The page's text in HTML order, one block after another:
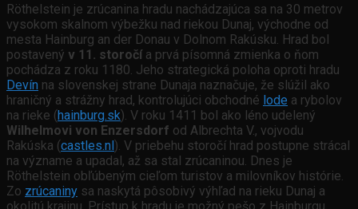
Röthelstein je zrúcanina hradu nachádzajúca sa na 30 metrov
vysokom skalnom výbežku nad riekou Dunaj, východne od
mesta Hainburg an der Donau v Dolnom Rakúsku. Hrad bol
postavený v 11. storočía prvá písomná zmienka o ňom
pochádza z roku 1180. Jeho strategická poloha oproti hradu
Devín na slovenskej strane Dunaja naznačuje, že slúžil ako
hraničný a strážny hrad, kontrolujúci obchodné lode a rybolov
na rieke (hainburg.sk). V roku 1411 bol ako léno udelený
Wilhelmovi von Enzersdorf od Albrechta V., vojvodu
Rakúska (castles.nl). V priebehu storočí hrad postupne strácal
na význame a upadal, až sa stal zrúcaninou. Dnes je
Röthelstein obľúbeným cieľom turistov a milovníkov histórie.
Zo zrúcaniny sa naskytá pôsobivý výhľad na rieku Dunaj a
okolitú krajinu. Prístup k hradu je možný pešo z Hainburgu,